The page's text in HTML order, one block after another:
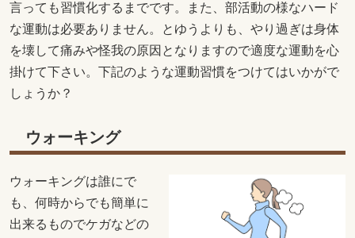
言っても習慣化するまでです。また、部活動の様なハード
な運動は必要ありません。とゆうよりも、やり過ぎは身体
を壊して痛みや怪我の原因となりますので適度な運動を心
掛けて下さい。下記のような運動習慣をつけてはいかがで
しょうか？
ウォーキング
ウォーキングは誰にで
も、何時からでも簡単に
出来るものでケガなどの